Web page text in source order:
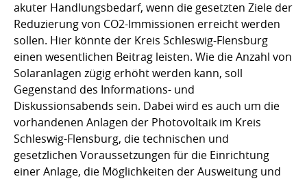
akuter Handlungsbedarf, wenn die gesetzten Ziele der
Reduzierung von CO2-Immissionen erreicht werden
sollen. Hier könnte der Kreis Schleswig-Flensburg
einen wesentlichen Beitrag leisten. Wie die Anzahl von
Solaranlagen zügig erhöht werden kann, soll
Gegenstand des Informations- und
Diskussionsabends sein. Dabei wird es auch um die
vorhandenen Anlagen der Photovoltaik im Kreis
Schleswig-Flensburg, die technischen und
gesetzlichen Voraussetzungen für die Einrichtung
einer Anlage, die Möglichkeiten der Ausweitung und